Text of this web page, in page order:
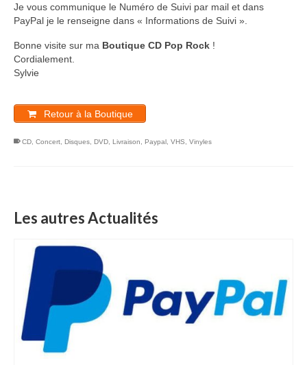
Je vous communique le Numéro de Suivi par mail et dans
PayPal je le renseigne dans « Informations de Suivi ».
Bonne visite sur ma Boutique CD Pop Rock !
Cordialement.
Sylvie
Retour à la Boutique
CD, Concert, Disques, DVD, Livraison, Paypal, VHS, Vinyles
Les autres Actualités